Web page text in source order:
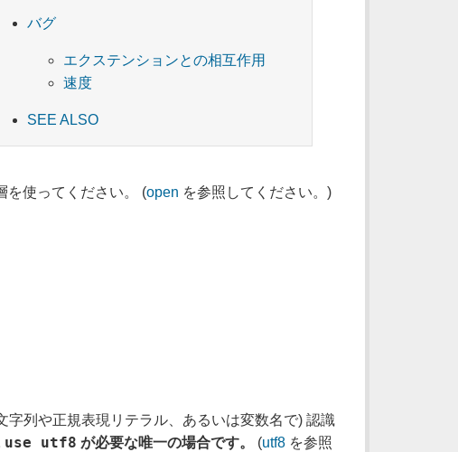
バグ
エクステンションとの相互作用
速度
SEE ALSO
を使ってください。 (open を参照してください。)
列や正規表現リテラル、あるいは変数名で) 認識
use utf8 が必要な唯一の場合です。 (utf8 を参照